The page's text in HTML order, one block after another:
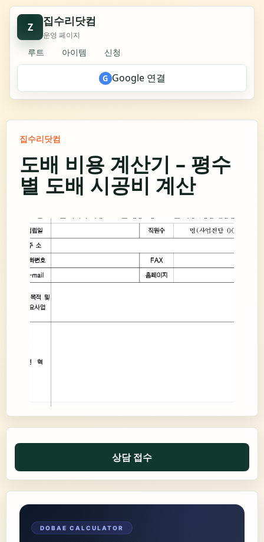
Z 집수리닷컴
운영 페이지
루트 아이템 신청
G Google 연결
집수리닷컴
도배 비용 계산기 – 평수
별 도배 시공비 계산
상담 접수
DOBAE CALCULATOR